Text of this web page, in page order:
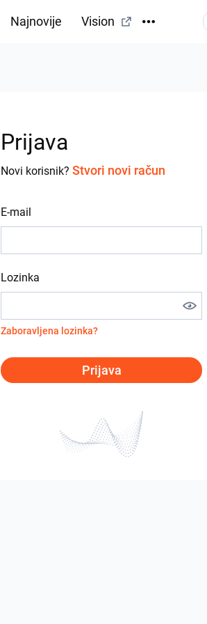
Najnovije Vision
Prijava
Novi korisnik? Stvori novi račun
E-mail
Lozinka
Zaboravljena lozinka?
Prijava